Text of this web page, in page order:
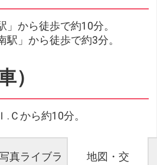
から徒歩で約10分。
」から徒歩で約3分。
）
Ｃから約10分。
真ライブラ
地図・交